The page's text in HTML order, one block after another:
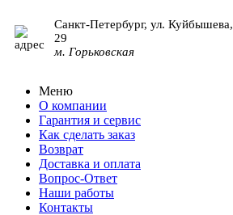
Санкт-Петербург, ул. Куйбышева,
29
м. Горьковская
Меню
О компании
Гарантия и сервис
Как сделать заказ
Возврат
Доставка и оплата
Вопрос-Ответ
Наши работы
Контакты